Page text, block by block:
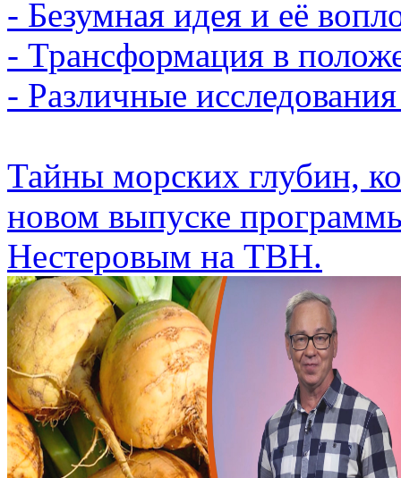
- Безумная идея и её
- Трансформация в
- Различные
Тайны морских глубин,
новом выпуске
Нестеровым на ТВН.